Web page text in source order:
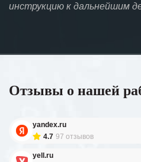
инструкцию к дальнейшим
Отзывы о нашей
yandex.ru
4.7 97 отзывов
yell.ru